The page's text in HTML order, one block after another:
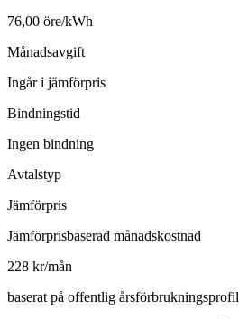
76,00 öre/kWh
Månadsavgift
Ingår i jämförpris
Bindningstid
Ingen bindning
Avtalstyp
Jämförpris
Jämförprisbaserad månadskostnad
228 kr/mån
baserat på offentlig årsförbrukningsprofil